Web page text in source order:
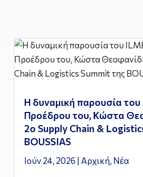
Η δυναμική παρουσία του
Προέδρου του, Κώστα
2ο Supply Chain &
BOUSSIAS
Ιούν 24, 2026 | Αρχική, Νέα